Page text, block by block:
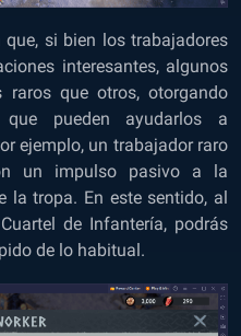
si bien los trabajadores
interesantes, algunos
raros que otros, otorgando
que pueden ayudarlos a
ejemplo, un trabajador raro
un impulso pasivo a la
la tropa. En este sentido, al
de Infantería, podrás
de lo habitual.